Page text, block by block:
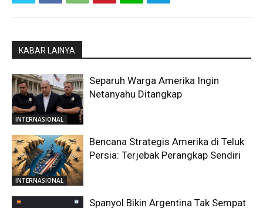
KABAR LAINYA
INTERNASIONAL
Separuh Warga Amerika Ingin
Netanyahu Ditangkap
INTERNASIONAL
Bencana Strategis Amerika di Teluk
Persia: Terjebak Perangkap Sendiri
Spanyol Bikin Argentina Tak Sempat